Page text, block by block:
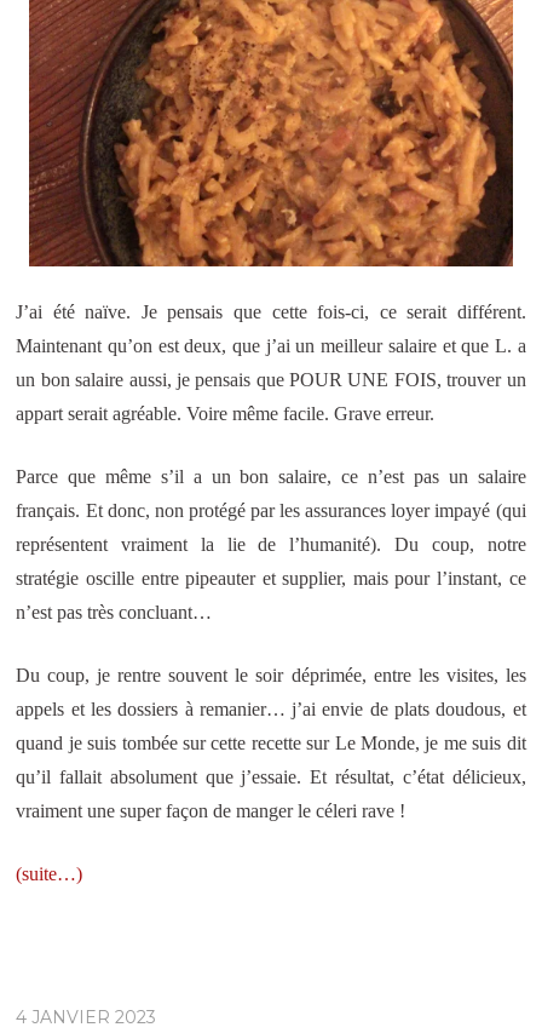
J’ai été naïve. Je pensais que cette fois-ci, ce serait différent.
Maintenant qu’on est deux, que j’ai un meilleur salaire et que L. a
un bon salaire aussi, je pensais que POUR UNE FOIS, trouver un
appart serait agréable. Voire même facile. Grave erreur.
Parce que même s’il a un bon salaire, ce n’est pas un salaire
français. Et donc, non protégé par les assurances loyer impayé (qui
représentent vraiment la lie de l’humanité). Du coup, notre
stratégie oscille entre pipeauter et supplier, mais pour l’instant, ce
n’est pas très concluant…
Du coup, je rentre souvent le soir déprimée, entre les visites, les
appels et les dossiers à remanier… j’ai envie de plats doudous, et
quand je suis tombée sur cette recette sur Le Monde, je me suis dit
qu’il fallait absolument que j’essaie. Et résultat, c’état délicieux,
vraiment une super façon de manger le céleri rave !
(suite…)
4 JANVIER 2023